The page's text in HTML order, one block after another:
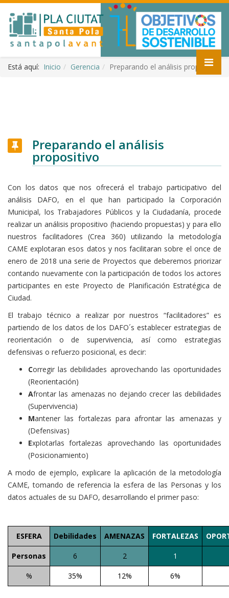
Está aquí: Inicio Gerencia Preparando el análisis propositivo
Preparando el análisis
propositivo
Con los datos que nos ofrecerá el trabajo participativo del
análisis DAFO, en el que han participado la Corporación
Municipal, los Trabajadores Públicos y la Ciudadanía, procede
realizar un análisis propositivo (haciendo propuestas) y para ello
nuestros facilitadores (Crea 360) utilizando la metodología
CAME explotaran esos datos y nos facilitaran sobre el once de
enero de 2018 una serie de Proyectos que deberemos priorizar
contando nuevamente con la participación de todos los actores
participantes en este Proyecto de Planificación Estratégica de
Ciudad.
El trabajo técnico a realizar por nuestros “facilitadores” es
partiendo de los datos de los DAFO´s establecer estrategias de
reorientación o de supervivencia, así como estrategias
defensivas o refuerzo posicional, es decir:
Corregir las debilidades aprovechando las oportunidades
(Reorientación)
Afrontar las amenazas no dejando crecer las debilidades
(Supervivencia)
Mantener las fortalezas para afrontar las amenazas y
(Defensivas)
Explotarlas fortalezas aprovechando las oportunidades
(Posicionamiento)
A modo de ejemplo, explicare la aplicación de la metodología
CAME, tomando de referencia la esfera de las Personas y los
datos actuales de su DAFO, desarrollando el primer paso:
ESFERA Debilidades AMENAZAS FORTALEZAS
Personas 6 2 1
% 35% 12% 6%